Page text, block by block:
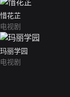
惜花芷
电视剧
玛丽学园
电视剧